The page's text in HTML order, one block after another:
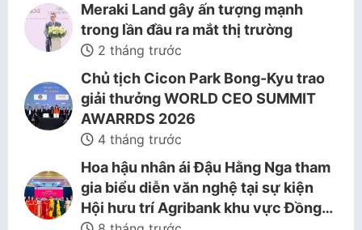
Meraki Land gây ấn tượng mạnh
trong lần đầu ra mắt thị trường
2 tháng trước
Chủ tịch Cicon Park Bong-Kyu trao
giải thưởng WORLD CEO SUMMIT
AWARRDS 2026
4 tháng trước
Hoa hậu nhân ái Đậu Hằng Nga tham
gia biểu diễn văn nghệ tại sự kiện
Hội hưu trí Agribank khu vực Đồng…